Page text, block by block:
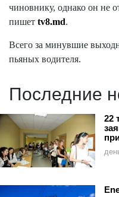
чиновнику, однако он не
пишет tv8.md.
Всего за минувшие
пьяных водителя.
Последние
22